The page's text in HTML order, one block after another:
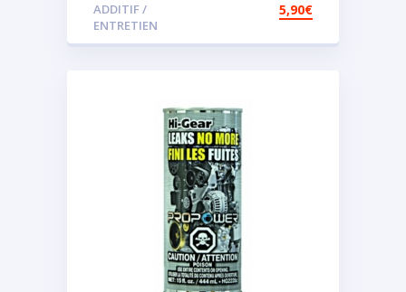
ADDITIF /
ENTRETIEN
5,90€